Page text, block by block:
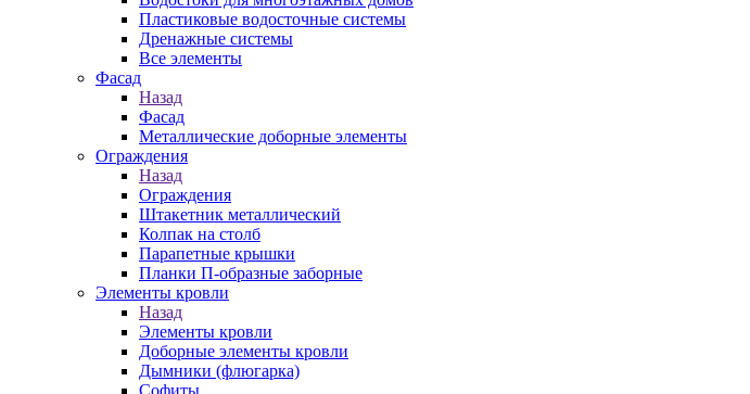
Пластиковые водосточные системы
Дренажные системы
Все элементы
Фасад
Назад
Фасад
Металлические доборные элементы
Ограждения
Назад
Ограждения
Штакетник металлический
Колпак на столб
Парапетные крышки
Планки П-образные заборные
Элементы кровли
Назад
Элементы кровли
Доборные элементы кровли
Дымники (флюгарка)
Софиты